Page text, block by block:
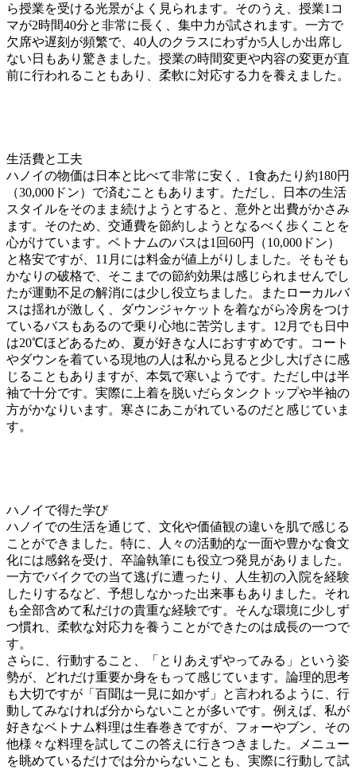
ら授業を受ける光景がよく見られます。そのうえ、授業1コ
マが2時間40分と非常に長く、集中力が試されます。一方で
欠席や遅刻が頻繁で、40人のクラスにわずか5人しか出席し
ない日もあり驚きました。授業の時間変更や内容の変更が直
前に行われることもあり、柔軟に対応する力を養えました。
生活費と工夫
ハノイの物価は日本と比べて非常に安く、1食あたり約180円
（30,000ドン）で済むこともあります。ただし、日本の生活
スタイルをそのまま続けようとすると、意外と出費がかさみ
ます。そのため、交通費を節約しようとなるべく歩くことを
心がけています。ベトナムのバスは1回60円（10,000ドン）
と格安ですが、11月には料金が値上がりしました。そもそも
かなりの破格で、そこまでの節約効果は感じられませんでし
たが運動不足の解消には少し役立ちました。またローカルバ
スは揺れが激しく、ダウンジャケットを着ながら冷房をつけ
ているバスもあるので乗り心地に苦労します。12月でも日中
は20℃ほどあるため、夏が好きな人におすすめです。コート
やダウンを着ている現地の人は私から見ると少し大げさに感
じることもありますが、本気で寒いようです。ただし中は半
袖で十分です。実際に上着を脱いだらタンクトップや半袖の
方がかなりいます。寒さにあこがれているのだと感じていま
す。
ハノイで得た学び
ハノイでの生活を通じて、文化や価値観の違いを肌で感じる
ことができました。特に、人々の活動的な一面や豊かな食文
化には感銘を受け、卒論執筆にも役立つ発見がありました。
一方でバイクでの当て逃げに遭ったり、人生初の入院を経験
したりするなど、予想しなかった出来事もありました。それ
も全部含めて私だけの貴重な経験です。そんな環境に少しず
つ慣れ、柔軟な対応力を養うことができたのは成長の一つで
す。
さらに、行動すること、「とりあえずやってみる」という姿
勢が、どれだけ重要か身をもって感じています。論理的思考
も大切ですが「百聞は一見に如かず」と言われるように、行
動してみなければ分からないことが多いです。例えば、私が
好きなベトナム料理は生春巻きですが、フォーやブン、その
他様々な料理を試してこの答えに行きつきました。メニュー
を眺めているだけでは分からないことも、実際に行動して試